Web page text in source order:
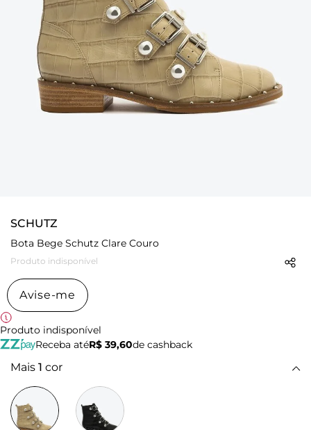
SCHUTZ
Bota Bege Schutz Clare Couro
Produto indisponível
Avise-me
Produto indisponível
Receba atéR$ 39,60de cashback
Mais 1 cor